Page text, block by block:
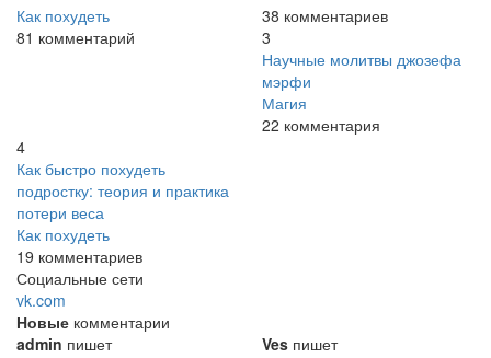
Как похудеть
81 комментарий
38 комментариев
3
Научные молитвы джозефа
мэрфи
Магия
22 комментария
4
Как быстро похудеть
подростку: теория и практика
потери веса
Как похудеть
19 комментариев
Социальные сети
vk.com
Новые комментарии
admin пишет
Ves пишет